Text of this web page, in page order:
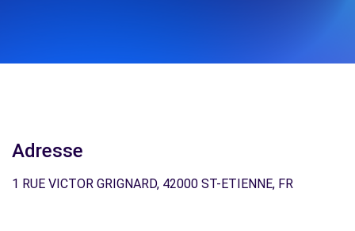
Adresse
1 RUE VICTOR GRIGNARD, 42000 ST-ETIENNE, FR